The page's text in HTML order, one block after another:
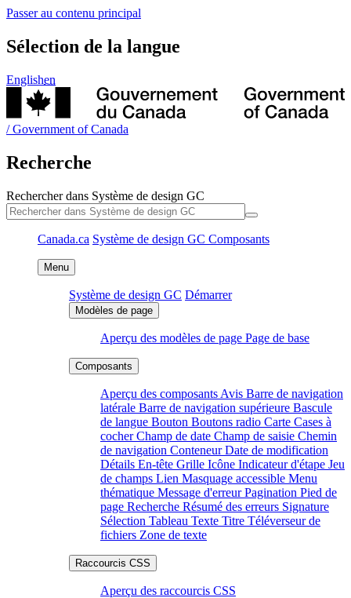
Système de design GC Composants
Système de design GC Démarrer
Aperçu des modèles de page Page de base
Aperçu des composants Avis Barre de navigation
latérale Barre de navigation supérieure Bascule
de langue Bouton Boutons radio Carte Cases à
cocherChamp de date Champ de saisie Chemin
de navigation ConteneurDate de modification
Détails En-tête Grille Icône Indicateur d'étape Jeu
de champs Lien Masquage accessible Menu
thématique Message d'erreurPagination Pied de
page Recherche Résumé des erreurs Signature
Sélection Tableau Texte Titre Téléverseur de
fichiers Zone de texte
Aperçu des raccourcis CSS